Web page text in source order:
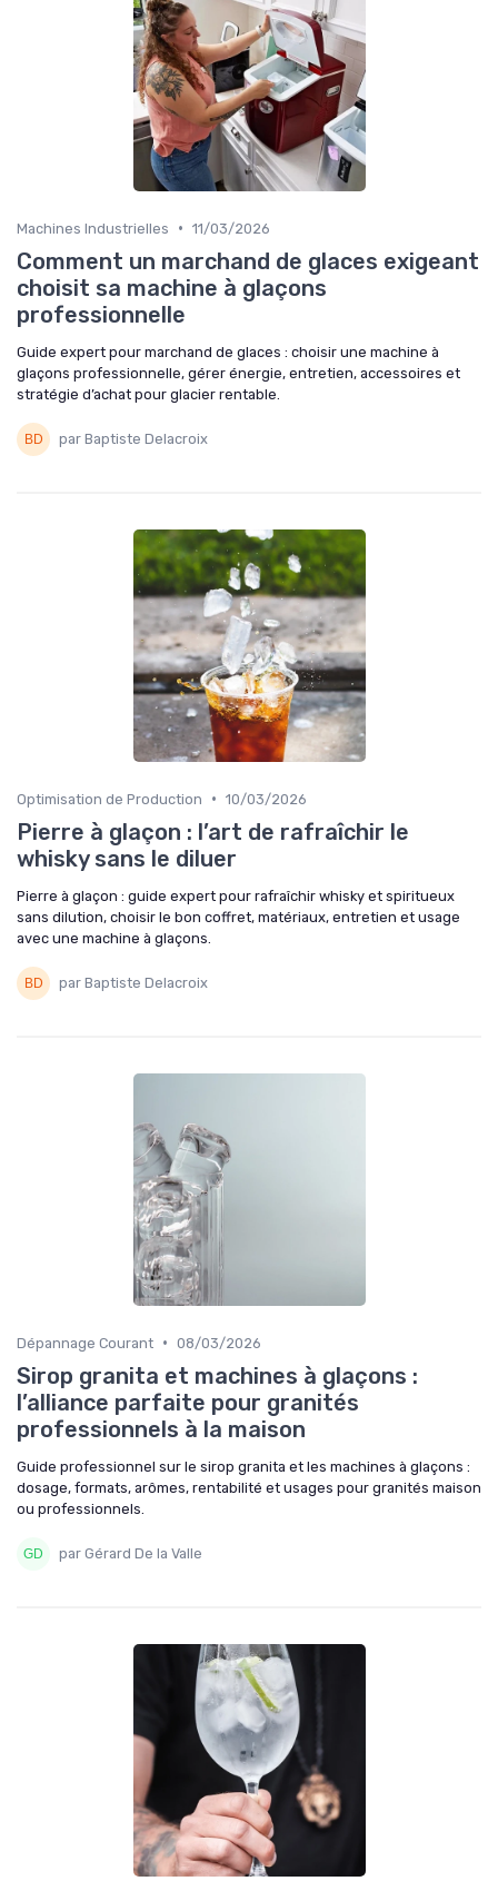
Machines Industrielles • 11/03/2026
Comment un marchand de glaces exigeant
choisit sa machine à glaçons
professionnelle
Guide expert pour marchand de glaces : choisir une machine à
glaçons professionnelle, gérer énergie, entretien, accessoires et
stratégie d’achat pour glacier rentable.
par Baptiste Delacroix
Optimisation de Production • 10/03/2026
Pierre à glaçon : l’art de rafraîchir le
whisky sans le diluer
Pierre à glaçon : guide expert pour rafraîchir whisky et spiritueux
sans dilution, choisir le bon coffret, matériaux, entretien et usage
avec une machine à glaçons.
par Baptiste Delacroix
Dépannage Courant • 08/03/2026
Sirop granita et machines à glaçons :
l’alliance parfaite pour granités
professionnels à la maison
Guide professionnel sur le sirop granita et les machines à glaçons :
dosage, formats, arômes, rentabilité et usages pour granités maison
ou professionnels.
par Gérard De la Valle